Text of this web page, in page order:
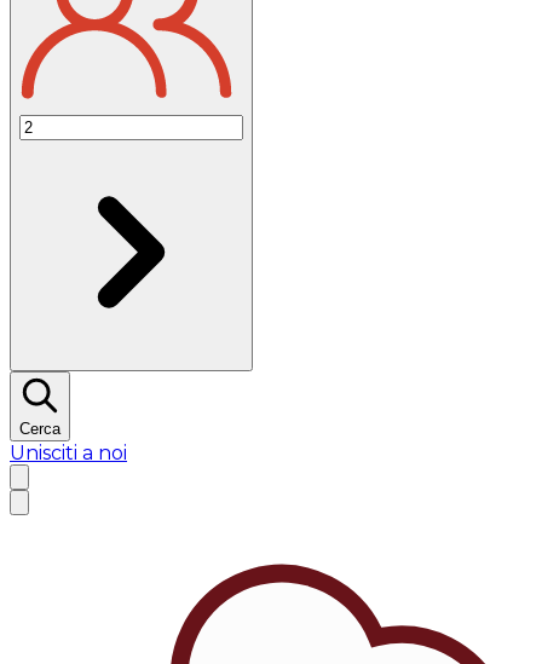
Cerca
Unisciti a noi